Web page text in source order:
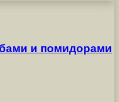
и помидорами